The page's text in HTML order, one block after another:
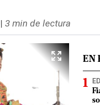
| 3 min de lectura
EN